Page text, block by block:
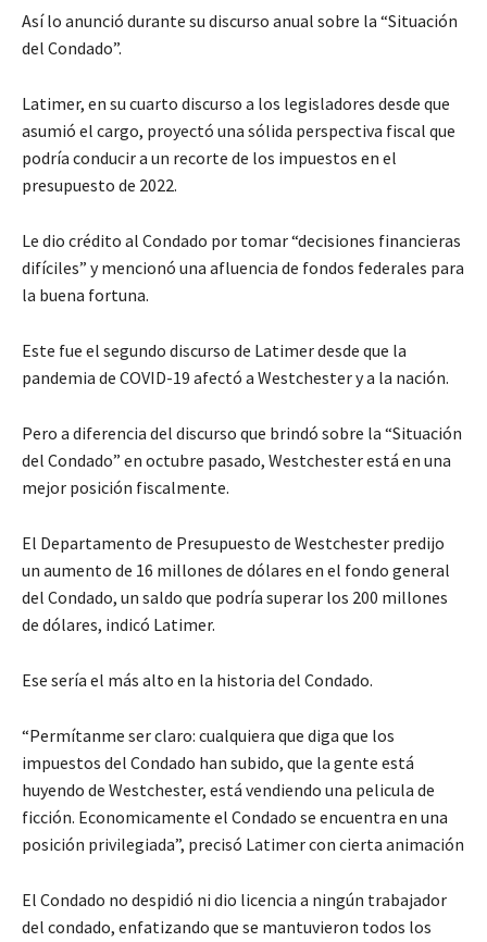
Así lo anunció durante su discurso anual sobre la “Situación
del Condado”.
Latimer, en su cuarto discurso a los legisladores desde que
asumió el cargo, proyectó una sólida perspectiva fiscal que
podría conducir a un recorte de los impuestos en el
presupuesto de 2022.
Le dio crédito al Condado por tomar “decisiones financieras
difíciles” y mencionó una afluencia de fondos federales para
la buena fortuna.
Este fue el segundo discurso de Latimer desde que la
pandemia de COVID-19 afectó a Westchester y a la nación.
Pero a diferencia del discurso que brindó sobre la “Situación
del Condado” en octubre pasado, Westchester está en una
mejor posición fiscalmente.
El Departamento de Presupuesto de Westchester predijo
un aumento de 16 millones de dólares en el fondo general
del Condado, un saldo que podría superar los 200 millones
de dólares, indicó Latimer.
Ese sería el más alto en la historia del Condado.
“Permítanme ser claro: cualquiera que diga que los
impuestos del Condado han subido, que la gente está
huyendo de Westchester, está vendiendo una pelicula de
ficción. Economicamente el Condado se encuentra en una
posición privilegiada”, precisó Latimer con cierta animación
El Condado no despidió ni dio licencia a ningún trabajador
del condado, enfatizando que se mantuvieron todos los